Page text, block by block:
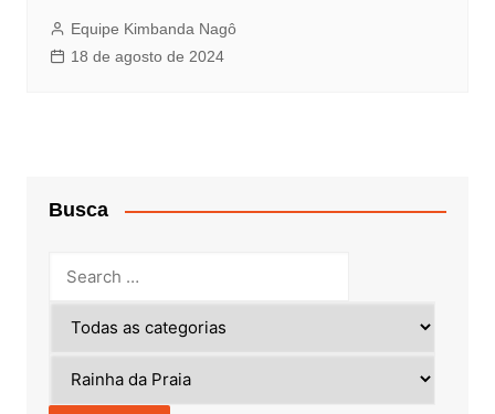
Equipe Kimbanda Nagô
18 de agosto de 2024
Busca